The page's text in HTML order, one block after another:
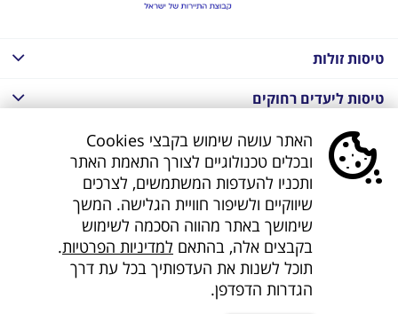
טיסות זולות
טיסות ליעדים רחוקים
חבילות נופש בחו"ל
חבילות נופש בחו"ל
חבילות טוס וסע
דילים לחו"ל
קישורים נוספים
האתר עושה שימוש בקבצי Cookies
ובכלים טכנולוגיים לצורך התאמת האתר
ותכניו להעדפות המשתמשים, לצרכים
שיווקיים ולשיפור חוויית הגלישה. המשך
שימושך באתר מהווה הסכמה לשימוש
בקבצים אלה, בהתאם למדיניות הפרטיות.
תוכל לשנות את העדפותיך בכל עת דרך
הגדרות הדפדפן.